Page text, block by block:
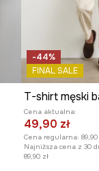
-44%
FINAL SALE
Cena aktualna:
49,90 zł
Cena regularna: 89,90
Najniższa cena z 30
89,90 zł